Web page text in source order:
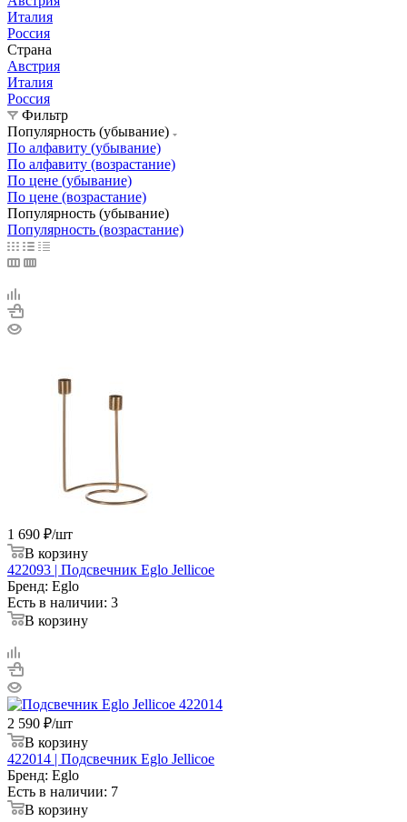
Италия
Россия
Страна
Австрия
Италия
Россия
Фильтр
Популярность (убывание)
По алфавиту (убывание)
По алфавиту (возрастание)
По цене (убывание)
По цене (возрастание)
Популярность (убывание)
Популярность (возрастание)
1 690 ₽/шт
В корзину
422093 | Подсвечник Eglo Jellicoe
Бренд: Eglo
Есть в наличии: 3
В корзину
2 590 ₽/шт
В корзину
422014 | Подсвечник Eglo Jellicoe
Бренд: Eglo
Есть в наличии: 7
В корзину